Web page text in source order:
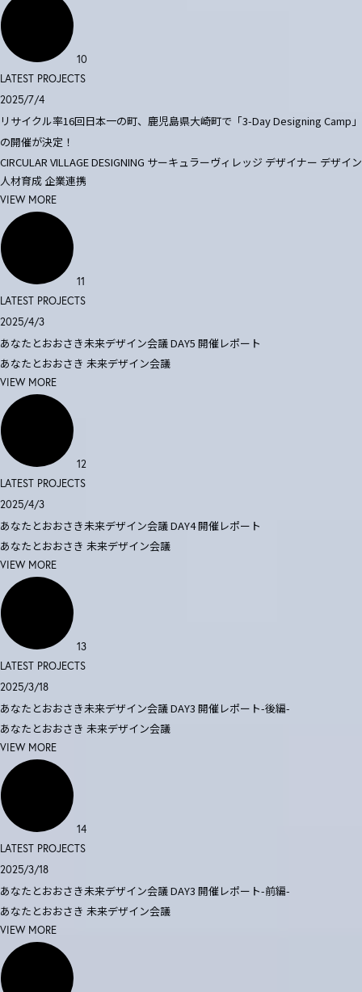
10
LATEST PROJECTS
2025/7/4
リサイクル率16回日本一の町、鹿児島県大崎町で「3-Day Designing Camp」
の開催が決定！
CIRCULAR VILLAGE DESIGNING サーキュラーヴィレッジ デザイナー デザイン
人材育成 企業連携
VIEW MORE
11
LATEST PROJECTS
2025/4/3
あなたとおおさき未来デザイン会議 DAY5 開催レポート
あなたとおおさき 未来デザイン会議
VIEW MORE
12
LATEST PROJECTS
2025/4/3
あなたとおおさき未来デザイン会議 DAY4 開催レポート
あなたとおおさき 未来デザイン会議
VIEW MORE
13
LATEST PROJECTS
2025/3/18
あなたとおおさき未来デザイン会議 DAY3 開催レポート-後編-
あなたとおおさき 未来デザイン会議
VIEW MORE
14
LATEST PROJECTS
2025/3/18
あなたとおおさき未来デザイン会議 DAY3 開催レポート-前編-
あなたとおおさき 未来デザイン会議
VIEW MORE